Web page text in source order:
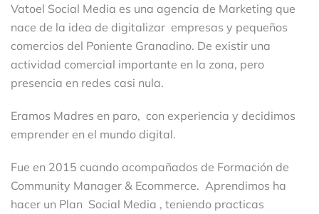
Vatoel Social Media es una agencia de Marketing que
nace de la idea de digitalizar empresas y pequeños
comercios del Poniente Granadino. De existir una
actividad comercial importante en la zona, pero
presencia en redes casi nula.
Eramos Madres en paro, con experiencia y decidimos
emprender en el mundo digital.
Fue en 2015 cuando acompañados de Formación de
Community Manager & Ecommerce. Aprendimos ha
hacer un Plan Social Media , teniendo practicas